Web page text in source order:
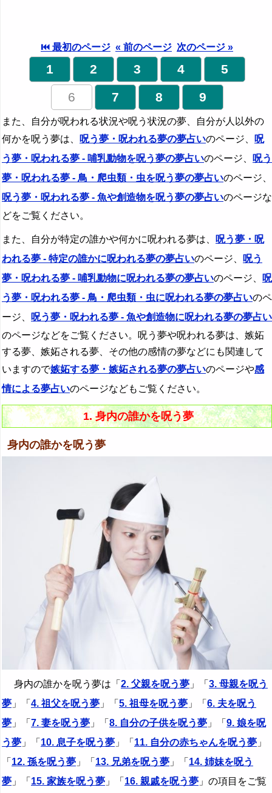
⏮ 最初のページ « 前のページ 次のページ »
1 2 3 4
5
6
7 8 9
また、自分が呪われる状況や呪う状況の夢、自分が人以外の
何かを呪う夢は、
呪う夢・呪われる夢の夢占いのページ、
呪
う夢・呪われる夢 - 哺乳動物を呪う夢の夢占いのページ、
呪う
夢・呪われる夢 - 鳥・爬虫類・虫を呪う夢の夢占いのページ、
呪う夢・呪われる夢 - 魚や創造物を呪う夢の夢占いのページな
どをご覧ください。
また、自分が特定の誰かや何かに呪われる夢は、
呪う夢・呪
われる夢 - 特定の誰かに呪われる夢の夢占いのページ、
呪う
夢・呪われる夢 - 哺乳動物に呪われる夢の夢占いのページ、
呪
う夢・呪われる夢 - 鳥・爬虫類・虫に呪われる夢の夢占いのペ
ージ、
呪う夢・呪われる夢 - 魚や創造物に呪われる夢の夢占い
のページなどをご覧ください。呪う夢や呪われる夢は、嫉妬
する夢、嫉妬される夢、その他の感情の夢などにも関連して
いますので嫉妬する夢・嫉妬される夢の夢占いのページや感
情による夢占いのページなどもご覧ください。
1. 身内の誰かを呪う夢
身内の誰かを呪う夢
身内の誰かを呪う夢は「 2. 父親を呪う夢 」「 3. 母親を呪う
夢 」「 4. 祖父を呪う夢 」「 5. 祖母を呪う夢 」「 6. 夫を呪う
夢 」「 7. 妻を呪う夢 」「 8. 自分の子供を呪う夢 」「 9. 娘を呪
う夢 」「 10. 息子を呪う夢 」「 11. 自分の赤ちゃんを呪う夢 」
「 12. 孫を呪う夢 」「 13. 兄弟を呪う夢 」「 14. 姉妹を呪う
夢 」「 15. 家族を呪う夢 」「 16. 親戚を呪う夢 」の項目をご覧